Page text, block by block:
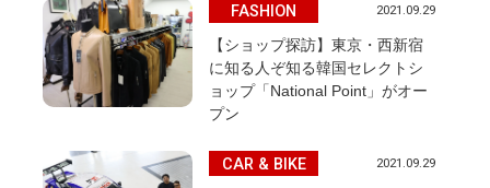
FASHION 2021.09.29
【ショップ探訪】東京・西新宿
に知る人ぞ知る韓国セレクトシ
ョップ「National Point」がオー
プン
CAR & BIKE 2021.09.29